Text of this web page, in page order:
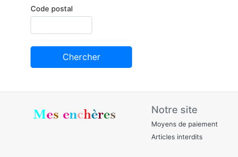
Code postal
Notre site
Moyens de paiement
Articles interdits